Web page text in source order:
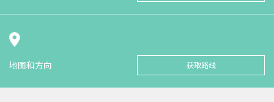
地图和方向 获取路线